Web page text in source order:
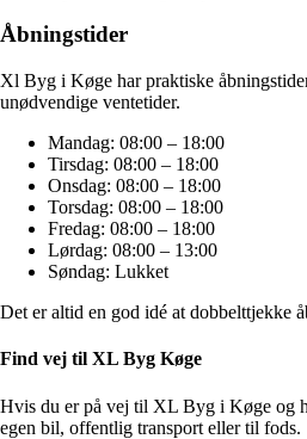
Åbningstider
Xl Byg i Køge har praktiske
unødvendige ventetider.
Mandag: 08:00 – 18:00
Tirsdag: 08:00 – 18:00
Onsdag: 08:00 – 18:00
Torsdag: 08:00 – 18:00
Fredag: 08:00 – 18:00
Lørdag: 08:00 – 13:00
Søndag: Lukket
Det er altid en god idé at dobbelttjekke
Find vej til XL Byg Køge
Hvis du er på vej til XL Byg i Køge og
egen bil, offentlig transport eller til fods.